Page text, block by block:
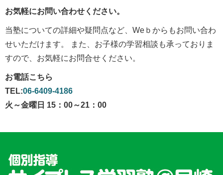
お気軽にお問い合わせください。
当塾についての詳細や疑問点など、Weｂからもお問い合わ
せいただけます。 また、お子様の学習相談も承っておりま
すので、お気軽にお問合せください。
お電話こちら
TEL:06-6409-4186
火～金曜日 15：00～21：00